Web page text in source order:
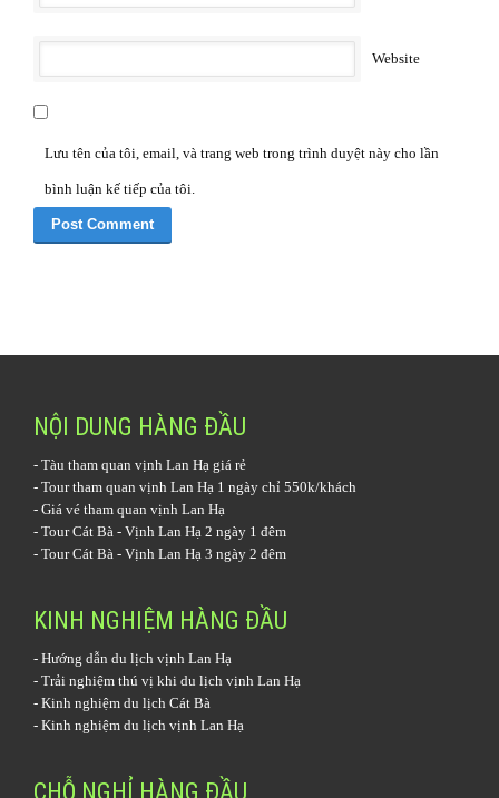
Website
Lưu tên của tôi, email, và trang web trong trình duyệt này cho lần
bình luận kế tiếp của tôi.
NỘI DUNG HÀNG ĐẦU
- Tàu tham quan vịnh Lan Hạ giá rẻ
- Tour tham quan vịnh Lan Hạ 1 ngày chỉ 550k/khách
- Giá vé tham quan vịnh Lan Hạ
- Tour Cát Bà - Vịnh Lan Hạ 2 ngày 1 đêm
- Tour Cát Bà - Vịnh Lan Hạ 3 ngày 2 đêm
KINH NGHIỆM HÀNG ĐẦU
- Hướng dẫn du lịch vịnh Lan Hạ
- Trải nghiệm thú vị khi du lịch vịnh Lan Hạ
- Kinh nghiệm du lịch Cát Bà
- Kinh nghiệm du lịch vịnh Lan Hạ
CHỖ NGHỈ HÀNG ĐẦU